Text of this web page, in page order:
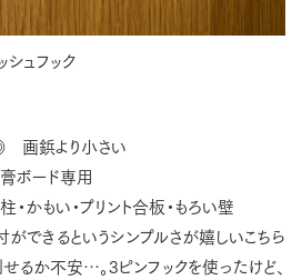
ュフック
画鋲より小さい
ボード専用
かもい・プリント合板・もろい壁
できるというシンプルさが嬉しいこちら
るか不安…。3ピンフックを使ったけど、